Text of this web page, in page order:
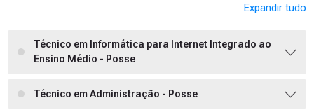
Expandir tudo
Técnico em Informática para Internet Integrado ao
Ensino Médio - Posse
Técnico em Administração - Posse